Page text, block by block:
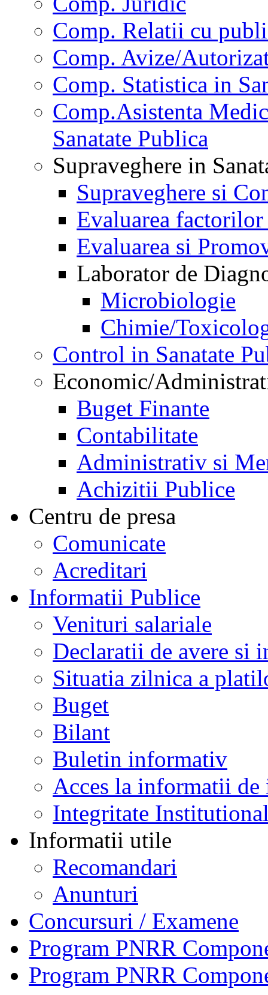
Comp. Relatii cu
Comp. Avize/
Comp. Statistica in
Comp.Asistenta
Sanatate Publica
Supraveghere in
Supraveghere si
Evaluarea
Evaluarea si
Laborator de
Microbiologie
Chimie/
Control in Sanatate
Economic/
Buget Finante
Contabilitate
Administrativ si
Achizitii Publice
Centru de presa
Comunicate
Acreditari
Informatii Publice
Venituri salariale
Declaratii de avere si
Situatia zilnica a
Buget
Bilant
Buletin informativ
Acces la informatii de
Integritate
Informatii utile
Recomandari
Anunturi
Concursuri / Examene
Program PNRR
Program PNRR